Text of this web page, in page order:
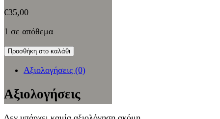
€35,00
1 σε απόθεμα
Προσθήκη στο καλάθι
Αξιολογήσεις (0)
Αξιολογήσεις